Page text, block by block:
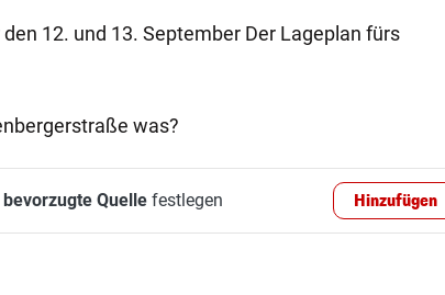
12. und 13. September Der Lageplan fürs
was?
bevorzugte Quellefestlegen Hinzufügen